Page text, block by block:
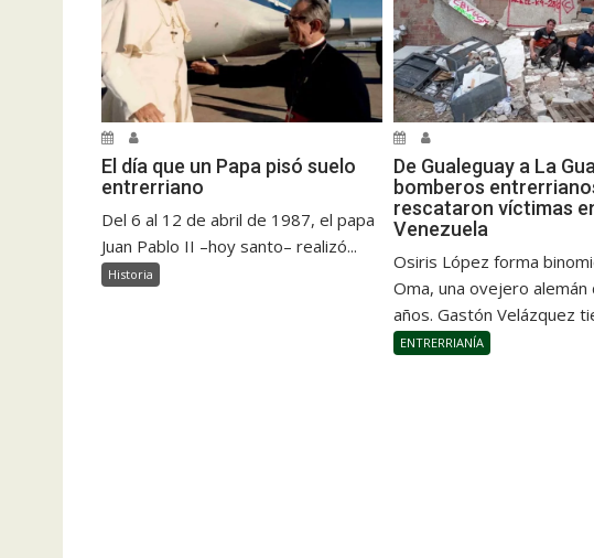
El día que un Papa pisó suelo
entrerriano
Del 6 al 12 de abril de 1987, el papa
Juan Pablo II –hoy santo– realizó...
Historia
De Gualeguay a La
bomberos
rescataron víctimas
Venezuela
Osiris López forma
Oma, una ovejero
años. Gastón Velázquez
ENTRERRIANÍA